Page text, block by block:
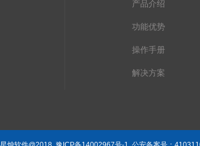
产品介绍
功能优势
操作手册
解决方案